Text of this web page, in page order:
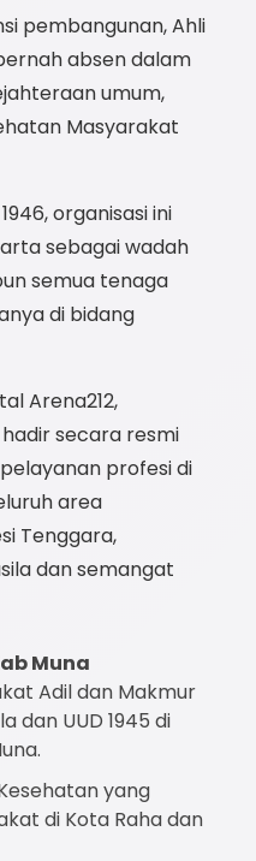
pembangunan, Ahli
absen dalam
umum,
Masyarakat
organisasi ini
sebagai wadah
semua tenaga
di bidang
Arena212,
hadir secara resmi
profesi di
area
Tenggara,
dan semangat
Muna
Adil dan Makmur
dan UUD 1945 di
yang
di Kota Raha dan